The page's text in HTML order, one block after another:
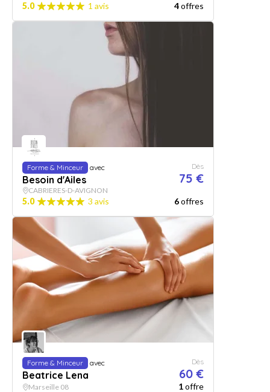
5.0 1 avis 4offres
Forme & Minceur avec
Besoin d'Ailes
Dès
75 €
CABRIERES-D-AVIGNON
5.0 3 avis 6offres
Forme & Minceur avec
Beatrice Lena
Dès
60 €
Marseille 08 1offre